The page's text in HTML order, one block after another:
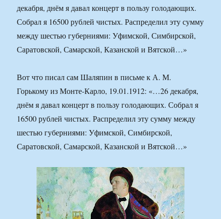
декабря, днём я давал концерт в пользу голодающих.
Собрал я 16500 рублей чистых. Распределил эту сумму
между шестью губерниями: Уфимской, Симбирской,
Саратовской, Самарской, Казанской и Вятской…»
Вот что писал сам Шаляпин в письме к А. М.
Горькому из Монте-Карло, 19.01.1912: «…26 декабря,
днём я давал концерт в пользу голодающих. Собрал я
16500 рублей чистых. Распределил эту сумму между
шестью губерниями: Уфимской, Симбирской,
Саратовской, Самарской, Казанской и Вятской…»